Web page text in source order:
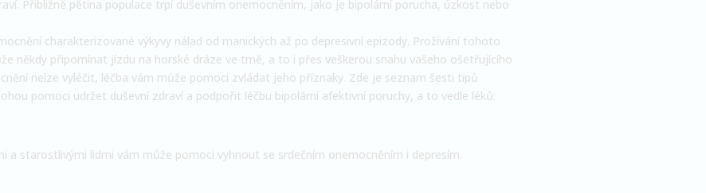
Přibližně pětina populace trpí duševním onemocněním, jako je bipolární porucha, úzkost nebo
charakterizované výkyvy nálad od manických až po depresivní epizody. Prožívání tohoto
někdy připomínat jízdu na horské dráze ve tmě, a to i přes veškerou snahu vašeho ošetřujícího
nelze vyléčit, léčba vám může pomoci zvládat jeho příznaky. Zde je seznam šesti tipů
pomoci udržet duševní zdraví a podpořit léčbu bipolární afektivní poruchy, a to vedle léků:
a starostlivými lidmi vám může pomoci vyhnout se srdečním onemocněním i depresím.